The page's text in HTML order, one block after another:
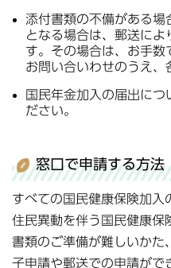
添付書類の不備がある
となる場合は、郵送に
す。その場合は、お手数
お問い合いわせのうえ、
国民年金加入の届出につ
ださい。
窓口で申請する方法
すべての国民健康保険加入
住民異動を伴う国民健康保
書類のご準備が難しいかた
子申請や郵送での申請がで